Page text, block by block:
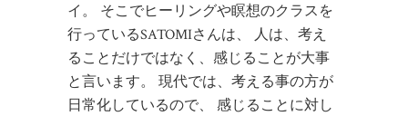
イ。 そこでヒーリングや瞑想のクラスを
行っているSATOMIさんは、 人は、考え
ることだけではなく、感じることが大事
と言います。 現代では、考える事の方が
日常化しているので、 感じることに対し